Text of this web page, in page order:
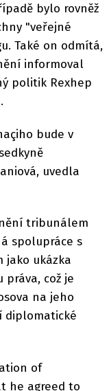
bylo rovněž
"veřejné
Také on odmítá,
informoval
politik Rexhep
bude v
uvedla
tribunálem
spolupráce s
jako ukázka
práva, což je
na jeho
diplomatické
of
he agreed to